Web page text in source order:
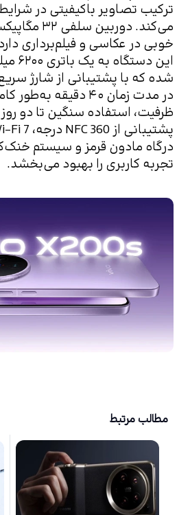
خوبی در عکاسی و فیلم‌برداری دارد.
ظرفیت، استفاده سنگین تا دو روز
تجربه کاربری را بهبود می‌بخشد.
مطالب مرتبط